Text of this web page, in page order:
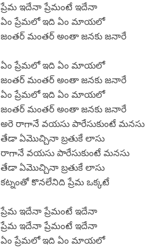
ప్రేమ ఇదేనా ప్రేమంటే ఇదేనా
ఏం ప్రేమలో ఇది ఏం మాయలో
జంతర్ మంతర్ అంతా జనకు జనారే
ఏం ప్రేమలో ఇది ఏం మాయలో
జంతర్ మంతర్ అంతా జనకు జనారే
ఏం ప్రేమలో ఇది ఏం మాయలో
జంతర్ మంతర్ అంతా జనకు జనారే
అరె రాగానే వయసు పారేసుకుంటే మనసు
తేడా ఏమొచ్చినా బ్రతుకే లాసు
రాగానే వయసు పారేసుకుంటే మనసు
తేడా ఏమొచ్చినా బ్రతుకే లాసు
కట్నంతో కొనలేనిది ప్రేమ ఒక్కటే
ప్రేమ ఇదేనా ప్రేమంటే ఇదేనా
ప్రేమ ఇదేనా ప్రేమంటే ఇదేనా
ఏం ప్రేమలో ఇది ఏం మాయలో